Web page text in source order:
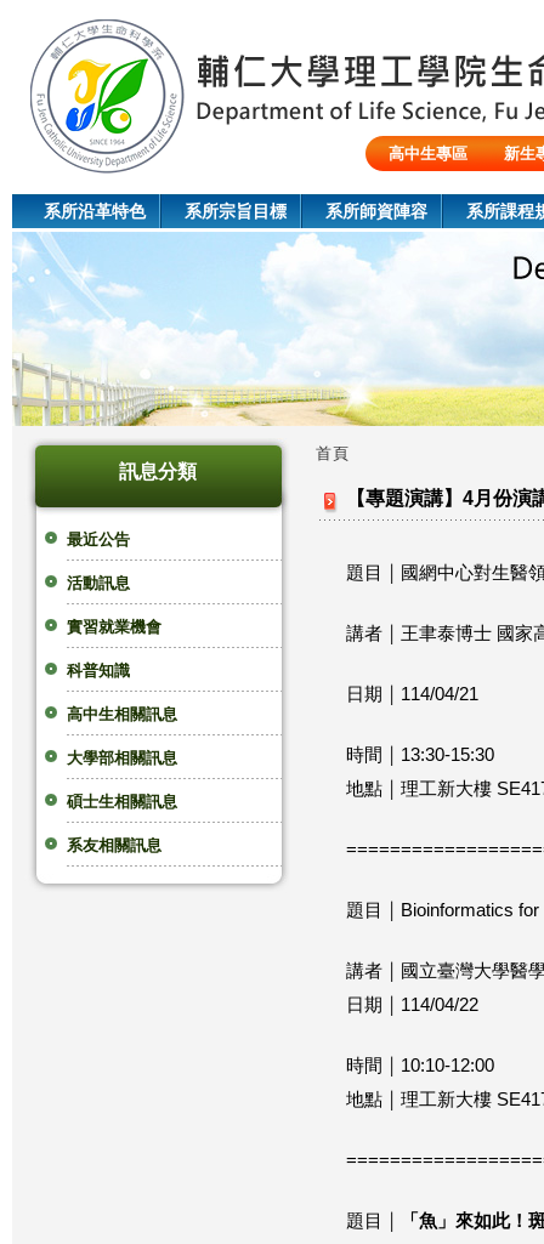
高中生專區
新生
系所沿革特色 系所宗旨目標 系所師資陣容 系所課程
訊息分類
最近公告
活動訊息
實習就業機會
科普知識
高中生相關訊息
大學部相關訊息
碩士生相關訊息
系友相關訊息
您
首頁
【專題演講】4月份
題目 ￨ 國網中心對生醫
講者 ￨ 王聿泰博士 國
日期 ￨ 114/04/21
時間 ￨ 13:30-15:30
地點 ￨ 理工新大樓
題目 ￨ Bioinformatics
講者 ￨ 國立臺灣大學醫
日期 ￨ 114/04/22
時間 ￨ 10:10-12:00
地點 ￨ 理工新大樓
題目 ￨ 「魚」來如此！